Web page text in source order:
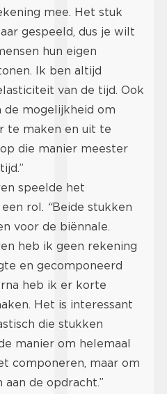
mee. Het stuk
gespeeld, dus je wilt
hun eigen
Ik ben altijd
van de tijd. Ook
de mogelijkheid om
te maken en uit te
die manier meester
speelde het
rol. “Beide stukken
voor de biënnale.
heb ik geen rekening
en gecomponeerd
heb ik er korte
Het is interessant
die stukken
manier om helemaal
componeren, maar om
de opdracht.”